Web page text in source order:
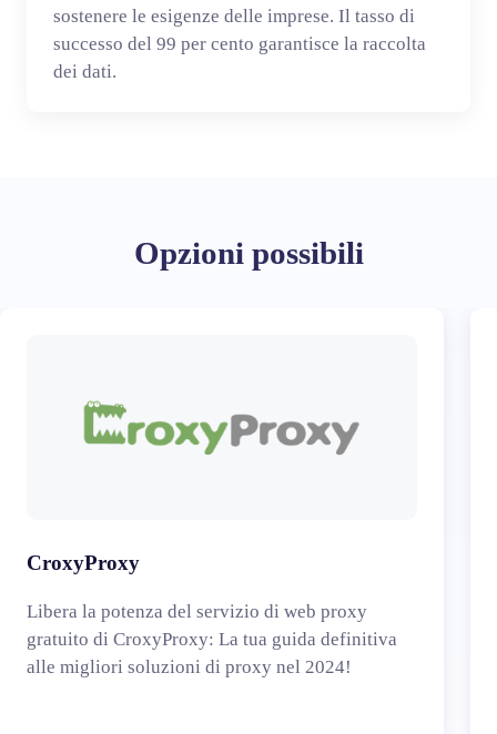
sostenere le esigenze delle imprese. Il tasso di
successo del 99 per cento garantisce la raccolta
dei dati.
Opzioni possibili
CroxyProxy
Libera la potenza del servizio di web proxy
gratuito di CroxyProxy: La tua guida definitiva
alle migliori soluzioni di proxy nel 2024!